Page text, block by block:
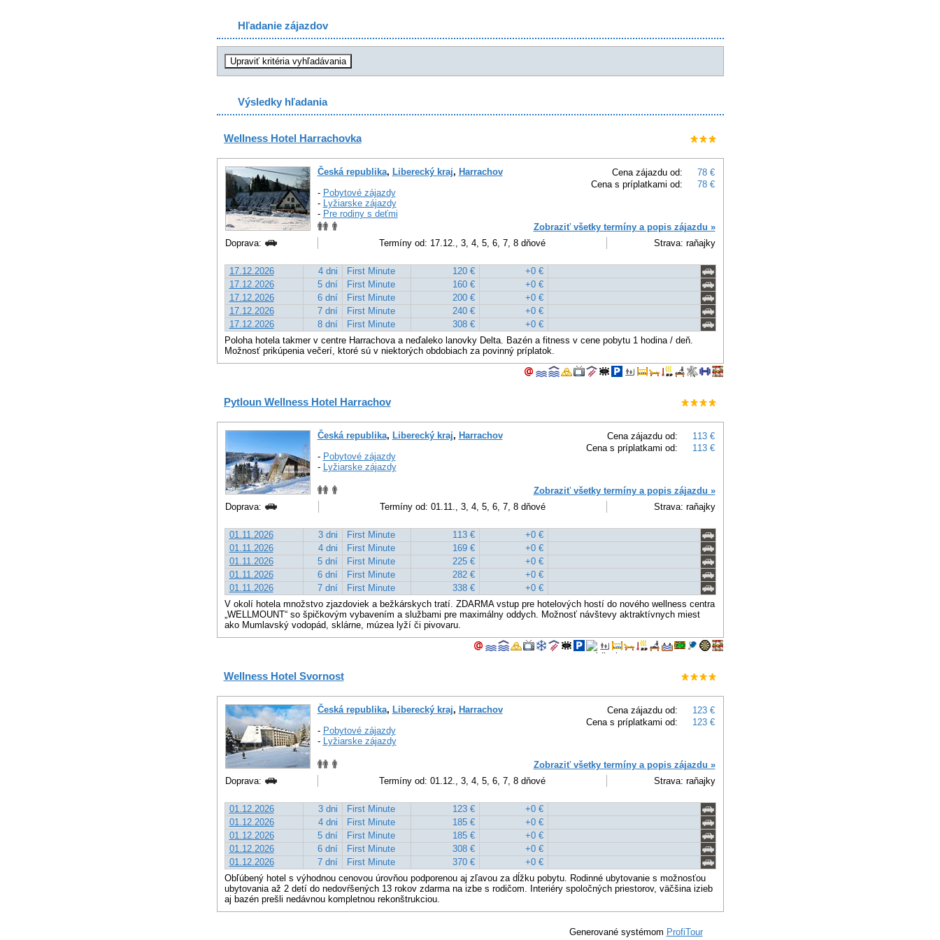
Hľadanie zájazdov
Výsledky hľadania
Wellness Hotel Harrachovka
Cena zájazdu od:
78 €
Cena s príplatkami od:
78 €
Česká republika, Liberecký kraj, Harrachov
- Pobytové zájazdy
- Lyžiarske zájazdy
- Pre rodiny s deťmi
Zobraziť všetky termíny a popis zájazdu »
Doprava:
Termíny od: 17.12., 3, 4, 5, 6, 7, 8 dňové Strava: raňajky
17.12.2026 4 dni First Minute 120 €
+0 €
17.12.2026
5 dní First Minute 160 €
+0 €
17.12.2026
6 dní First Minute 200 €
+0 €
17.12.2026
7 dní First Minute 240 €
+0 €
17.12.2026
8 dní First Minute 308 €
+0 €
Poloha hotela takmer v centre Harrachova a neďaleko lanovky Delta. Bazén a fitness v cene pobytu 1 hodina / deň.
Možnosť prikúpenia večerí, ktoré sú v niektorých obdobiach za povinný príplatok.
Pytloun Wellness Hotel Harrachov
Cena zájazdu od:
113 €
Cena s príplatkami od:
113 €
Česká republika, Liberecký kraj, Harrachov
- Pobytové zájazdy
- Lyžiarske zájazdy
Zobraziť všetky termíny a popis zájazdu »
Doprava:
Termíny od: 01.11., 3, 4, 5, 6, 7, 8 dňové Strava: raňajky
01.11.2026 3 dni First Minute 113 €
+0 €
01.11.2026
4 dni First Minute 169 €
+0 €
01.11.2026
5 dní First Minute 225 €
+0 €
01.11.2026
6 dní First Minute 282 €
+0 €
01.11.2026
7 dní First Minute 338 €
+0 €
V okolí hotela množstvo zjazdoviek a bežkárskych tratí. ZDARMA vstup pre hotelových hostí do nového wellness centra
„WELLMOUNT“ so špičkovým vybavením a službami pre maximálny oddych. Možnosť návštevy aktraktívnych miest
ako Mumlavský vodopád, sklárne, múzea lyží či pivovaru.
Wellness Hotel Svornost
Cena zájazdu od:
123 €
Cena s príplatkami od:
123 €
Česká republika, Liberecký kraj, Harrachov
- Pobytové zájazdy
- Lyžiarske zájazdy
Zobraziť všetky termíny a popis zájazdu »
Doprava:
Termíny od: 01.12., 3, 4, 5, 6, 7, 8 dňové Strava: raňajky
01.12.2026 3 dni First Minute 123 €
+0 €
01.12.2026
4 dni First Minute 185 €
+0 €
01.12.2026
5 dní First Minute 185 €
+0 €
01.12.2026
6 dní First Minute 308 €
+0 €
01.12.2026
7 dní First Minute 370 €
+0 €
Obľúbený hotel s výhodnou cenovou úrovňou podporenou aj zľavou za dĺžku pobytu. Rodinné ubytovanie s možnosťou
ubytovania až 2 detí do nedovŕšených 13 rokov zdarma na izbe s rodičom. Interiéry spoločných priestorov, väčšina izieb
aj bazén prešli nedávnou kompletnou rekonštrukciou.
Generované systémom ProfiTour